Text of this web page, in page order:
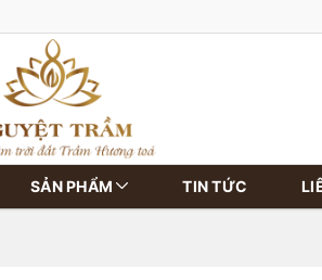
SẢN PHẨM TIN TỨC